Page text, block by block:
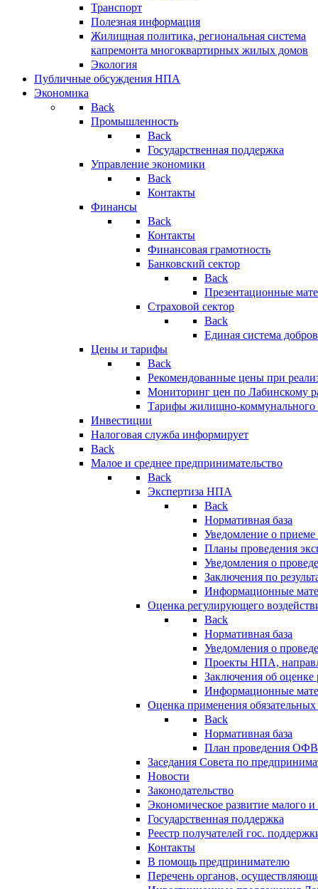
Транспорт
Полезная информация
Жилищная политика, региональная система
капремонта многоквартирных жилых домов
Экология
Публичные обсуждения НПА
Экономика
Back
Промышленность
Back
Государственная поддержка
Управление экономики
Back
Контакты
Финансы
Back
Контакты
Финансовая грамотность
Банковский сектор
Back
Презентационные
Страховой сектор
Back
Единая система
Цены и тарифы
Back
Рекомендованные цены при
Мониторинг цен по Лабинскому
Тарифы жилищно-коммунального
Инвестиции
Налоговая служба информирует
Back
Малое и среднее предпринимательство
Back
Экспертиза НПА
Back
Нормативная база
Уведомление о
Планы проведения
Уведомления о
Заключения по
Информационные
Оценка регулирующего
Back
Нормативная база
Уведомления о
Проекты НПА,
Заключения об
Информационные
Оценка применения
Back
Нормативная база
План проведения
Заседания Совета по
Новости
Законодательство
Экономическое развитие малого и
Государственная поддержка
Реестр получателей гос.
Контакты
В помощь предпринимателю
Перечень органов,